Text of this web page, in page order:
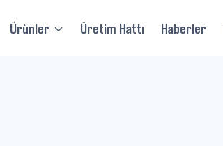
Ürünler Üretim Hattı Haberler